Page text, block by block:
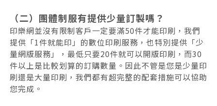
（二）團體制服有提供少量訂製嗎？
印樂網並沒有限制客戶一定要滿50件才能印刷，我們
提供「1件就能印」的數位印刷服務，也特別提供「少
量網版服務」，最低只要20件就可以開版印刷，而30
件以上是比較划算的訂購數量。因此不管是您是少量印
刷還是大量印刷，我們都有超完整的配套措施可以協助
您完成。